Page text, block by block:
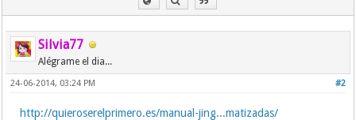
Silvia77
Alégrame el dia...
#2
24-06-2014, 03:24 PM
http://quieroserelprimero.es/manual-jing...matizadas/